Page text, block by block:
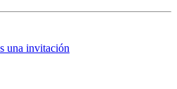
una invitación